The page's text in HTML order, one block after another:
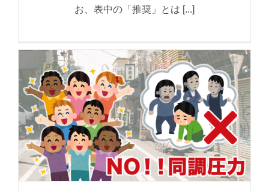
お、表中の「推奨」とは [...]